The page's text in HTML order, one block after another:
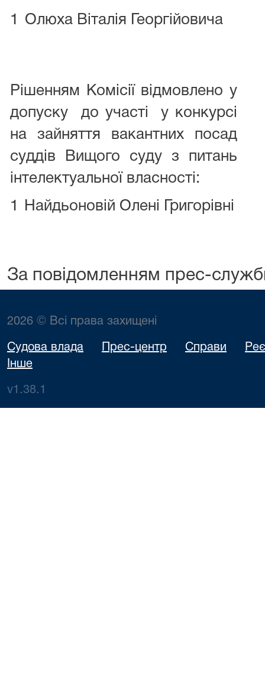
1 Олюха Віталія Георгійовича
Рішенням Комісії відмовлено у
допуску до участі у конкурсі
на зайняття вакантних посад
суддів Вищого суду з питань
інтелектуальної власності:
1
Найдьоновій Олені Григорівні
За повідомленням прес-
2026 © Всі права захищені
Судова влада Прес-центр Справи
Інше
v1.38.1